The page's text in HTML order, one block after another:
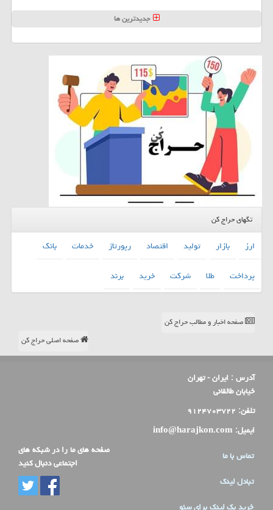
جدیدترین ها
تگهای حراج کن
ارز بازار تولید اقتصاد رپورتاژ خدمات
بانك
پرداخت
طلا شركت خرید برند
صفحه اخبار و مطالب حراج کن
صفحه اصلی حراج کن
آدرس : ایران - تهران
خیابان طالقانی
تلفن: ۹۱۲۴۷۰۳۷۲۲
ایمیل: info@harajkon.com
تماس با ما
تبادل لینک
خرید بک لینک برای سئو
صفحه های ما را در شبکه های
اجتماعی دنبال کنید